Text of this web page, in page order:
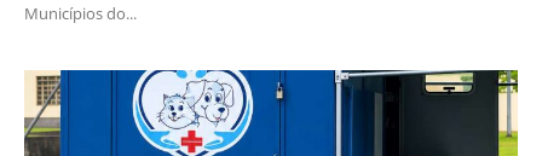
Municípios do...